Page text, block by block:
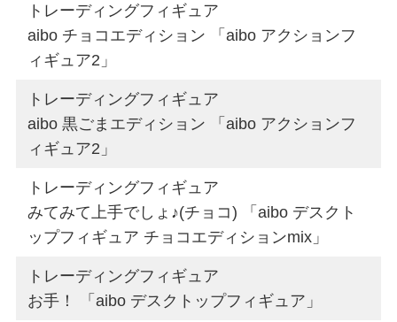
トレーディングフィギュア
aibo チョコエディション 「aibo アクションフ
ィギュア2」
トレーディングフィギュア
aibo 黒ごまエディション 「aibo アクションフ
ィギュア2」
トレーディングフィギュア
みてみて上手でしょ♪(チョコ) 「aibo デスクト
ップフィギュア チョコエディションmix」
トレーディングフィギュア
お手！ 「aibo デスクトップフィギュア」